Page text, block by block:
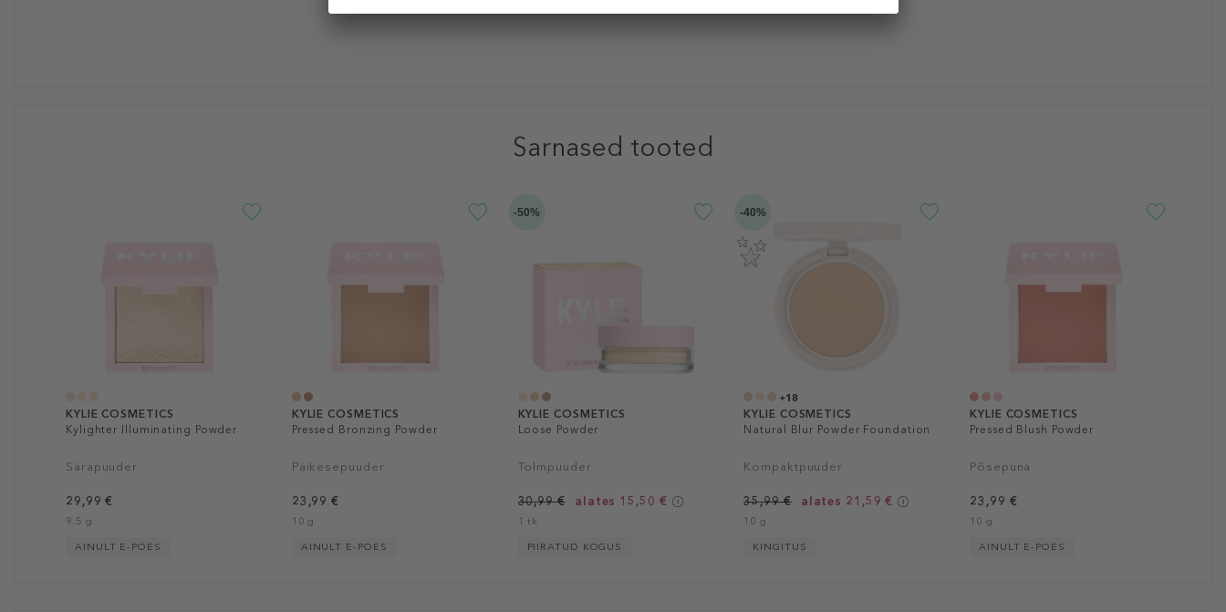
Sarnased tooted
KYLIE COSMETICS
Kylighter Illuminating Powder
Särapuuder
29,99 €
9.5 g
AINULT E-POES
KYLIE COSMETICS
Pressed Bronzing Powder
Päikesepuuder
23,99 €
10 g
AINULT E-POES
-50%
KYLIE COSMETICS
Loose Powder
Tolmpuuder
30,99 € alates 15,50 €
1 tk
PIIRATUD KOGUS
-40%
+18
KYLIE COSMETICS
Natural Blur Powder Foundation
Kompaktpuuder
35,99 € alates 21,59 €
10 g
KINGITUS
KYLIE COSMETICS
Pressed Blush Powder
Põsepuna
23,99 €
10 g
AINULT E-POES